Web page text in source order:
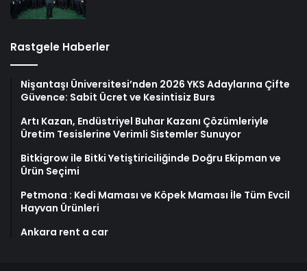
Rastgele Haberler
Nişantaşı Üniversitesi’nden 2026 YKS Adaylarına Çifte
Güvence: Sabit Ücret ve Kesintisiz Burs
Artı Kazan, Endüstriyel Buhar Kazanı Çözümleriyle
Üretim Tesislerine Verimli Sistemler Sunuyor
Bitkigrow ile Bitki Yetiştiriciliğinde Doğru Ekipman ve
Ürün Seçimi
Petmona : Kedi Maması ve Köpek Maması İle Tüm Evcil
Hayvan Ürünleri
Ankara rent a car